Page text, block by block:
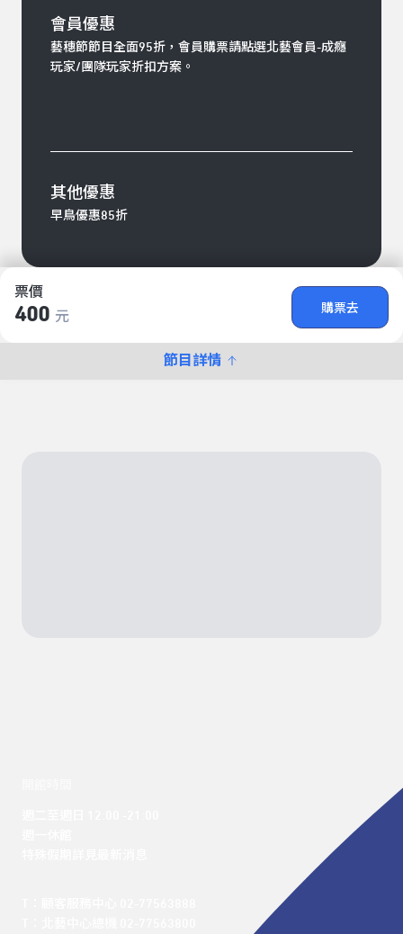
票價
400 元
購票去
節目詳情
會員優惠
藝穗節節目全面95折，會員購票請點選北藝會員-成癮
玩家/團隊玩家折扣方案。
其他優惠
早鳥優惠85折